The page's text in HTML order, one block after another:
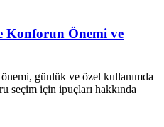
Konforun Önemi ve
günlük ve özel kullanımda
seçim için ipuçları hakkında